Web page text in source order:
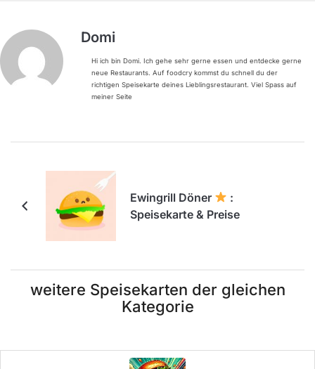
Domi
Hi ich bin Domi. Ich gehe sehr gerne essen und entdecke gerne
neue Restaurants. Auf foodcry kommst du schnell du der
richtigen Speisekarte deines Lieblingsrestaurant. Viel Spass auf
meiner Seite
Ewingrill Döner
:
Speisekarte & Preise
weitere Speisekarten der gleichen
Kategorie